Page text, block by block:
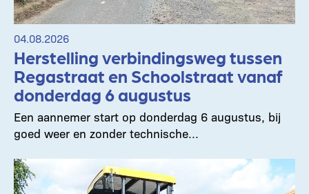
04.08.2026
Herstelling verbindingsweg tussen
Regastraat en Schoolstraat vanaf
donderdag 6 augustus
Een aannemer start op donderdag 6 augustus, bij
goed weer en zonder technische...